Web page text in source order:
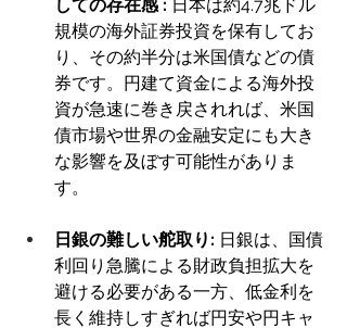
しての存在感 : 日本は約4.7兆ドル
規模の海外証券投資を保有してお
り、その約半分は米国債などの債
券です。円建て資金による海外投
資が急速に巻き戻されれば、米国
債市場や世界の金融安定にも大き
な影響を及ぼす可能性がありま
す。
日銀の難しい舵取り: 日銀は、国債
利回り急騰による財政負担拡大を
避ける必要がある一方、低金利を
長く維持しすぎれば円安や円キャ